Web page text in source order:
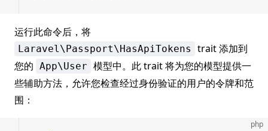
运行此命令后，将
Laravel\Passport\HasApiTokens
trait 添加到
您的 App\User 模型中。此 trait 将为您的模型提供一
些辅助方法，允许您检查经过身份验证的用户的令牌和范
围：
php